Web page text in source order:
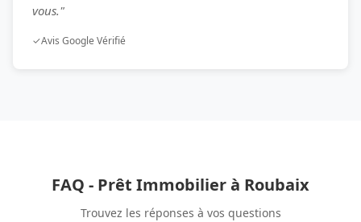
vous."
✓Avis Google Vérifié
FAQ - Prêt Immobilier à Roubaix
Trouvez les réponses à vos questions